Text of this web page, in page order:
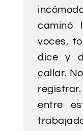
caminó
voces,
dice y
callar.
entre